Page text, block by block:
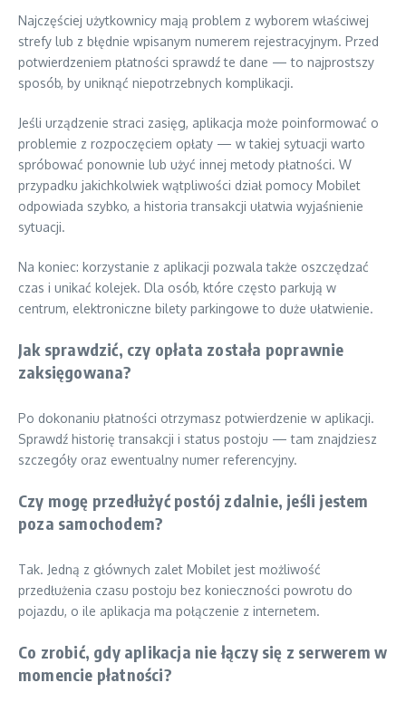
Najczęściej użytkownicy mają problem z wyborem właściwej
strefy lub z błędnie wpisanym numerem rejestracyjnym. Przed
potwierdzeniem płatności sprawdź te dane — to najprostszy
sposób, by uniknąć niepotrzebnych komplikacji.
Jeśli urządzenie straci zasięg, aplikacja może poinformować o
problemie z rozpoczęciem opłaty — w takiej sytuacji warto
spróbować ponownie lub użyć innej metody płatności. W
przypadku jakichkolwiek wątpliwości dział pomocy Mobilet
odpowiada szybko, a historia transakcji ułatwia wyjaśnienie
sytuacji.
Na koniec: korzystanie z aplikacji pozwala także oszczędzać
czas i unikać kolejek. Dla osób, które często parkują w
centrum, elektroniczne bilety parkingowe to duże ułatwienie.
Jak sprawdzić, czy opłata została poprawnie
zaksięgowana?
Po dokonaniu płatności otrzymasz potwierdzenie w aplikacji.
Sprawdź historię transakcji i status postoju — tam znajdziesz
szczegóły oraz ewentualny numer referencyjny.
Czy mogę przedłużyć postój zdalnie, jeśli jestem
poza samochodem?
Tak. Jedną z głównych zalet Mobilet jest możliwość
przedłużenia czasu postoju bez konieczności powrotu do
pojazdu, o ile aplikacja ma połączenie z internetem.
Co zrobić, gdy aplikacja nie łączy się z serwerem w
momencie płatności?